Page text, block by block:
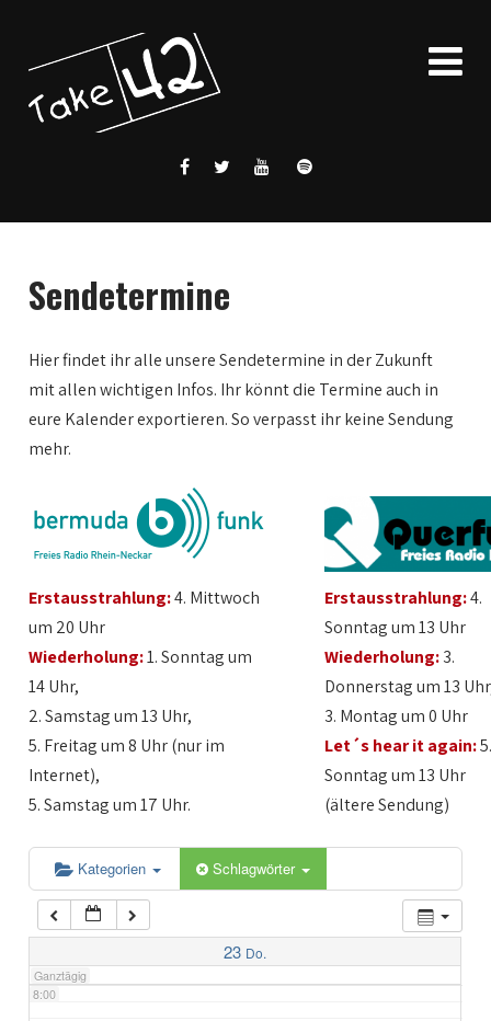
Sendetermine
Hier findet ihr alle unsere Sendetermine in der Zukunft
mit allen wichtigen Infos. Ihr könnt die Termine auch in
eure Kalender exportieren. So verpasst ihr keine Sendung
mehr.
Erstausstrahlung:4. Mittwoch
um 20 Uhr
Wiederholung:1. Sonntag um
14 Uhr,
2. Samstag um 13 Uhr,
5. Freitag um 8 Uhr (nur im
Internet),
5. Samstag um 17 Uhr.
Erstausstrahlung:4.
Sonntag um 13 Uhr
Wiederholung:3.
Donnerstag um 13
3. Montag um 0 Uhr
Let´s hear it again:
Sonntag um 13 Uhr
(ältere Sendung)
Kategorien Schlagwörter
23 Do.
Ganztägig
1:00
2:00
3:00
5:00
6:00
7:00
8:00